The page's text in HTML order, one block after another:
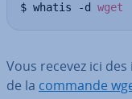
$ whatis -d wget
Vous recevez ici
de la commande